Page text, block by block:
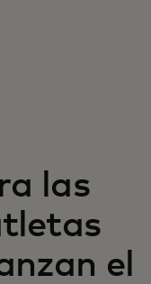
las
el